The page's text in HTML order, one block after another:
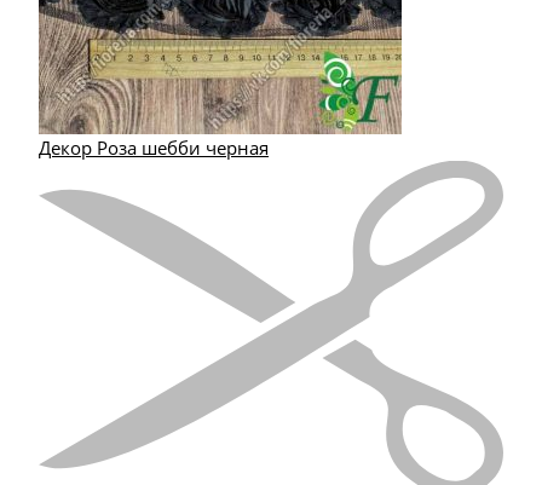
Декор Роза шебби черная